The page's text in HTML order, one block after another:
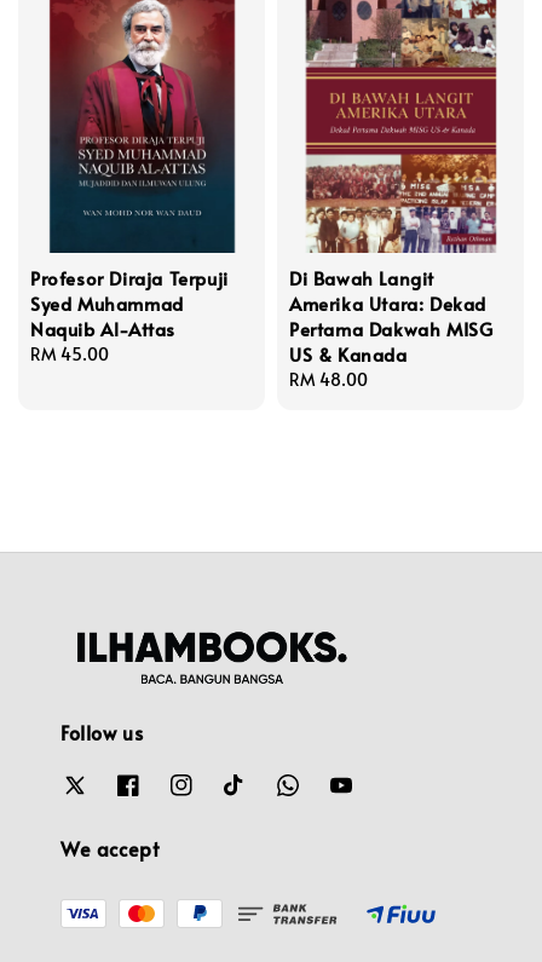
Profesor Diraja Terpuji
Syed Muhammad
Naquib Al-Attas
Regular
RM 45.00
Di Bawah Langit
Amerika Utara: Dekad
Pertama Dakwah MISG
US & Kanada
Regular
RM 48.00
Follow us
We accept